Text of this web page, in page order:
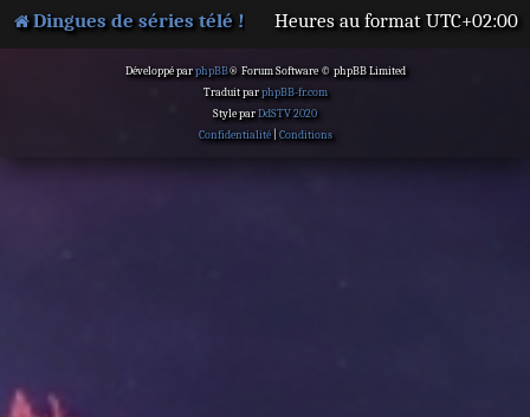
Dingues de séries télé ! Heures au format UTC+02:00
Développé parphpBB® Forum Software © phpBB Limited
Traduit parphpBB-fr.com
Style parDdSTV 2020
Confidentialité| Conditions